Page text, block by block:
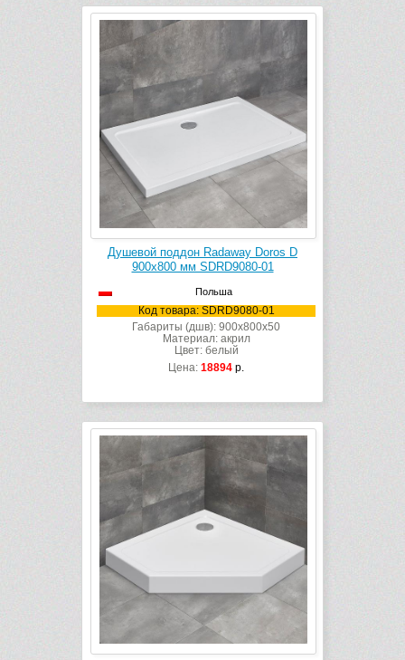
Душевой поддон Radaway Doros D
900х800 мм SDRD9080-01
Польша
Код товара: SDRD9080-01
Габариты (дшв): 900x800x50
Материал: акрил
Цвет: белый
Цена: 18894 р.